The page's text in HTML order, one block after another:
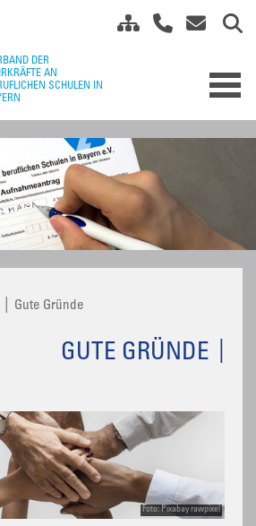
Gute Gründe
GUTE GRÜNDE
Foto: Pixabay rawpixel